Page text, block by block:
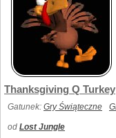
Thanksgiving Q Turkey
Gatunek: Gry Świąteczne
od Lost Jungle